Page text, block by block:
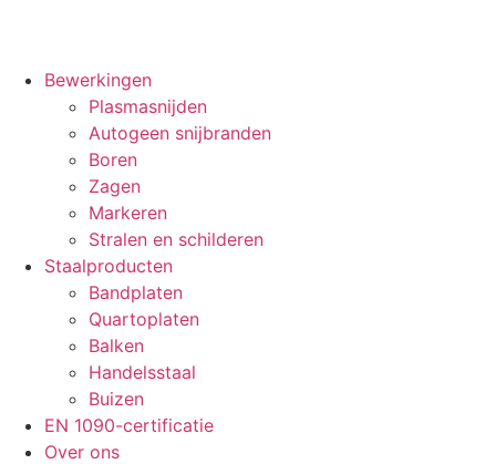
Bewerkingen
Plasmasnijden
Autogeen snijbranden
Boren
Zagen
Markeren
Stralen en schilderen
Staalproducten
Bandplaten
Quartoplaten
Balken
Handelsstaal
Buizen
EN 1090-certificatie
Over ons